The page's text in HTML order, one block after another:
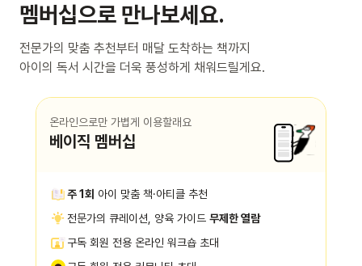
멤버십으로 만나보세요.
전문가의 맞춤 추천부터 매달 도착하는 책까지
아이의 독서 시간을 더욱 풍성하게 채워드릴게요.
온라인으로만 가볍게 이용할래요
베이직 멤버십
주 1회 아이 맞춤 책·아티클 추천
전문가의 큐레이션, 양육 가이드 무제한 열람
구독 회원 전용 온라인 워크숍 초대